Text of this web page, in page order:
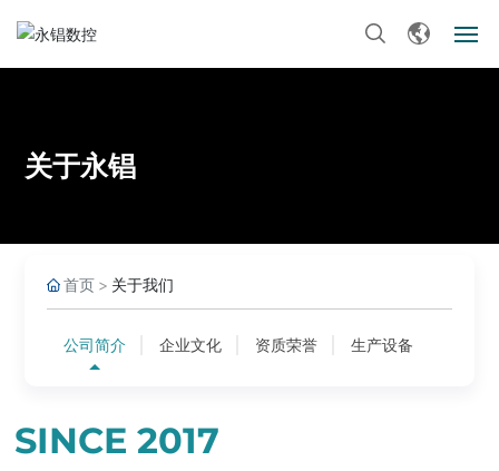
关于我们
联系我们
关于永锠
首页 关于我们
公司简介 企业文化 资质荣誉 生产设备
SINCE 2017